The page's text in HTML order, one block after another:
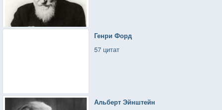
Генри Форд
57 цитат
Альберт Эйнштейн